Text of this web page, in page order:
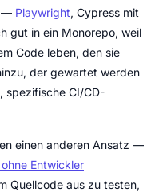
— Playwright, Cypress mit
gut in ein Monorepo, weil
Code leben, den sie
der gewartet werden
spezifische CI/CD-
einen anderen Ansatz —
Entwickler
Quellcode aus zu testen,